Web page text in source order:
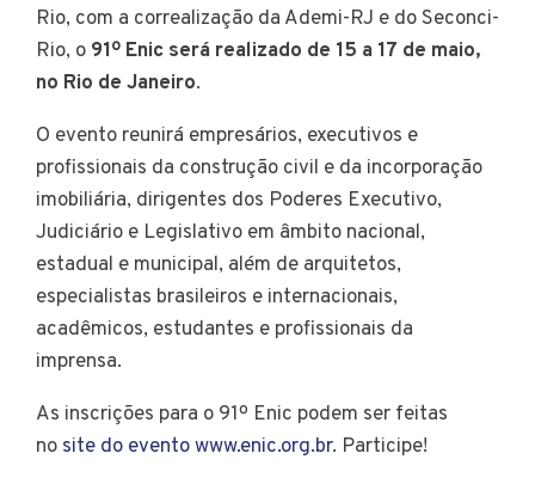
Rio, com a correalização da Ademi-RJ e do Seconci-
Rio, o 91º Enic será realizado de 15 a 17 de maio,
no Rio de Janeiro.
O evento reunirá empresários, executivos e
profissionais da construção civil e da incorporação
imobiliária, dirigentes dos Poderes Executivo,
Judiciário e Legislativo em âmbito nacional,
estadual e municipal, além de arquitetos,
especialistas brasileiros e internacionais,
acadêmicos, estudantes e profissionais da
imprensa.
As inscrições para o 91º Enic podem ser feitas
no site do evento www.enic.org.br. Participe!